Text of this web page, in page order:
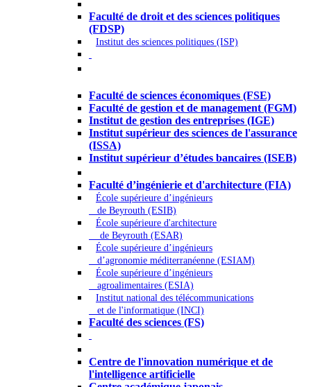
Faculté de droit et des sciences politiques
(FDSP)
Institut des sciences politiques (ISP)
Faculté de sciences économiques (FSE)
Faculté de gestion et de management (FGM)
Institut de gestion des entreprises (IGE)
Institut supérieur des sciences de l'assurance
(ISSA)
Institut supérieur d’études bancaires (ISEB)
Faculté d’ingénierie et d'architecture (FIA)
École supérieure d’ingénieurs
de Beyrouth (ESIB)
École supérieure d'architecture
de Beyrouth (ESAR)
École supérieure d’ingénieurs
d’agronomie méditerranéenne (ESIAM)
École supérieure d’ingénieurs
agroalimentaires (ESIA)
Institut national des télécommunications
et de l'informatique (INCI)
Faculté des sciences (FS)
Centre de l'innovation numérique et de
l'intelligence artificielle